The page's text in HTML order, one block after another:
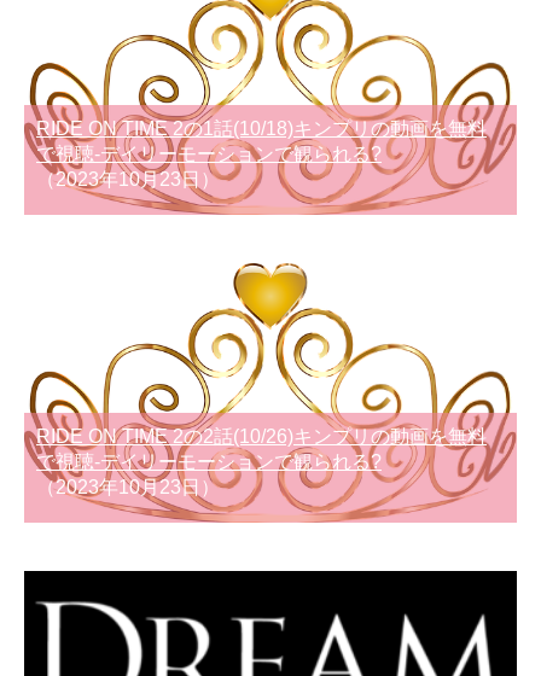
RIDE ON TIME 2の1話(10/18)キンプリの動画を無料
で視聴-デイリーモーションで観られる?
（2023年10月23日）
RIDE ON TIME 2の2話(10/26)キンプリの動画を無料
で視聴-デイリーモーションで観られる?
（2023年10月23日）